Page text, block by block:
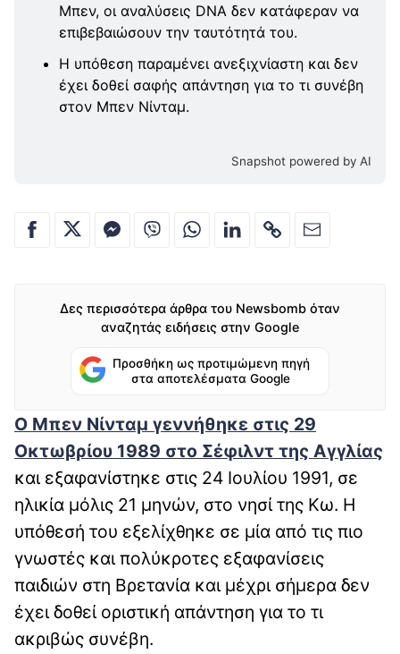
Μπεν, οι αναλύσεις DNA δεν κατάφεραν να
επιβεβαιώσουν την ταυτότητά του.
Η υπόθεση παραμένει ανεξιχνίαστη και δεν
έχει δοθεί σαφής απάντηση για το τι συνέβη
στον Μπεν Νίνταμ.
Snapshot powered by AI
Δες περισσότερα άρθρα του Newsbomb όταν
αναζητάς ειδήσεις στην Google
Προσθήκη ως προτιμώμενη πηγή
στα αποτελέσματα Google
Ο Μπεν Νίνταμ γεννήθηκε στις 29
Οκτωβρίου 1989 στο Σέφιλντ της Αγγλίας
και εξαφανίστηκε στις 24 Ιουλίου 1991, σε
ηλικία μόλις 21 μηνών, στο νησί της Κω. Η
υπόθεσή του εξελίχθηκε σε μία από τις πιο
γνωστές και πολύκροτες εξαφανίσεις
παιδιών στη Βρετανία και μέχρι σήμερα δεν
έχει δοθεί οριστική απάντηση για το τι
ακριβώς συνέβη.